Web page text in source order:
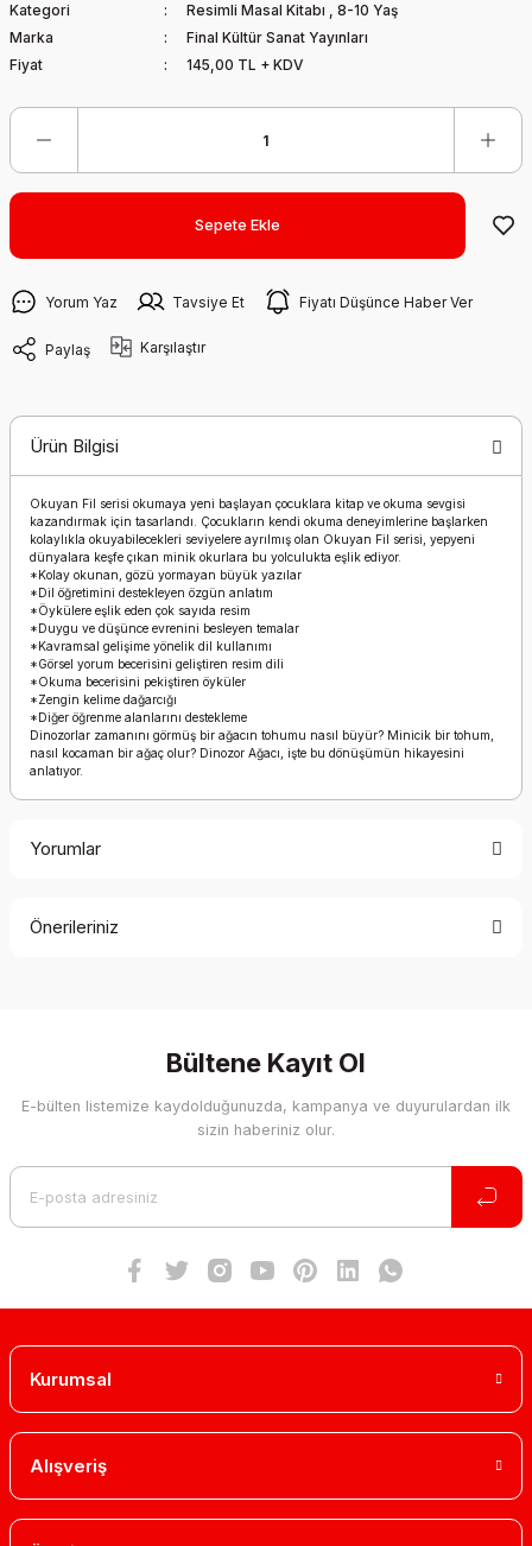
Kategori Resimli Masal Kitabı , 8-10 Yaş
Marka
Final Kültür Sanat Yayınları
Fiyat
145,00 TL + KDV
Sepete Ekle
Yorum Yaz Tavsiye Et Fiyatı Düşünce Haber Ver
Paylaş Karşılaştır
Ürün Bilgisi
Okuyan Fil serisi okumaya yeni başlayan çocuklara kitap ve okuma sevgisi
kazandırmak için tasarlandı. Çocukların kendi okuma deneyimlerine başlarken
kolaylıkla okuyabilecekleri seviyelere ayrılmış olan Okuyan Fil serisi, yepyeni
dünyalara keşfe çıkan minik okurlara bu yolculukta eşlik ediyor.
*Kolay okunan, gözü yormayan büyük yazılar
*Dil öğretimini destekleyen özgün anlatım
*Öykülere eşlik eden çok sayıda resim
*Duygu ve düşünce evrenini besleyen temalar
*Kavramsal gelişime yönelik dil kullanımı
*Görsel yorum becerisini geliştiren resim dili
*Okuma becerisini pekiştiren öyküler
*Zengin kelime dağarcığı
*Diğer öğrenme alanlarını destekleme
Dinozorlar zamanını görmüş bir ağacın tohumu nasıl büyür? Minicik bir tohum,
nasıl kocaman bir ağaç olur? Dinozor Ağacı, işte bu dönüşümün hikayesini
anlatıyor.
Yorumlar
Önerileriniz
Görüş ve önerileriniz için teşekkür ederiz.
Ürün resmi kalitesiz, bozuk veya görüntülenemiyor.
Bültene Kayıt Ol
E-bülten listemize kaydolduğunuzda, kampanya ve duyurulardan ilk
sizin haberiniz olur.
Kurumsal
Alışveriş